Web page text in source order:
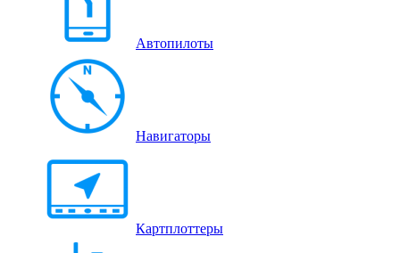
Автопилоты
Навигаторы
Картплоттеры